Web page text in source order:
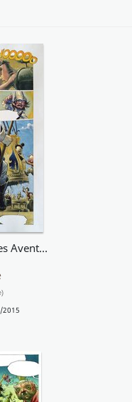
Azimut - Tome #1 - Les Aventuriers du temps perdu
2015